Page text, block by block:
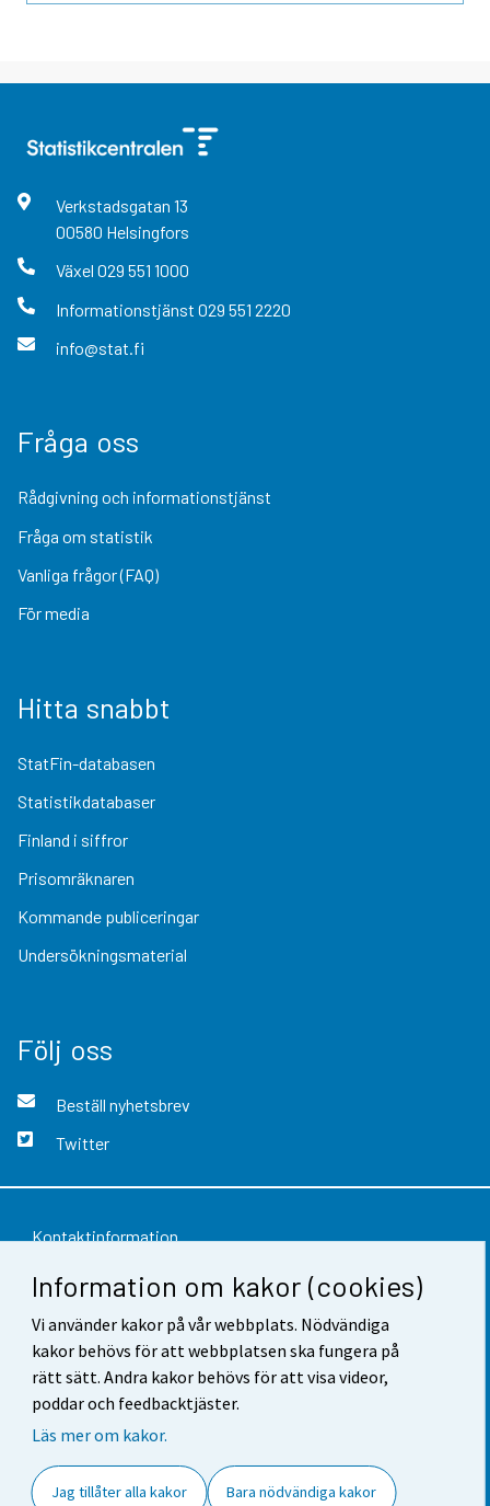
Information om kakor (cookies)
Vi använder kakor på vår webbplats. Nödvändiga
kakor behövs för att webbplatsen ska fungera på
rätt sätt. Andra kakor behövs för att visa videor,
poddar och feedbacktjäster.
Läs mer om kakor.
Jag tillåter alla kakor Bara nödvändiga kakor
Verkstadsgatan 13
00580 Helsingfors
Växel 029 551 1000
Informationstjänst 029 551 2220
info@stat.fi
Fråga oss
Rådgivning och informationstjänst
Fråga om statistik
Vanliga frågor (FAQ)
För media
Hitta snabbt
StatFin-databasen
Statistikdatabaser
Finland i siffror
Prisomräknaren
Kommande publiceringar
Undersökningsmaterial
Följ oss
Beställ nyhetsbrev
Twitter
Kontaktinformation
Respons
Användarvillkor
Dataskydd
Tillgänglighet
Cookie-inställningar